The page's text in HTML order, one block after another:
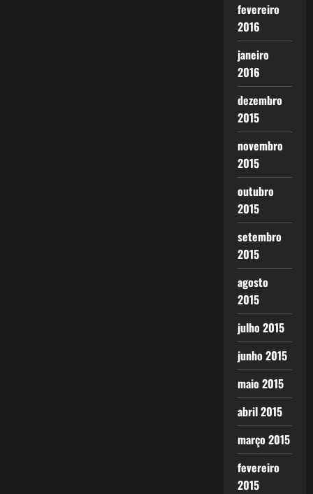
fevereiro
2016
janeiro
2016
dezembro
2015
novembro
2015
outubro
2015
setembro
2015
agosto
2015
julho 2015
junho 2015
maio 2015
abril 2015
março 2015
fevereiro
2015